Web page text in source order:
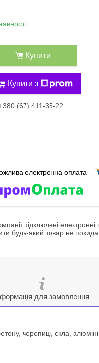
Купити
Купити з
(67) 411-35-22
підключені
будь-який товар не
для замовлення
черепиці, скла,